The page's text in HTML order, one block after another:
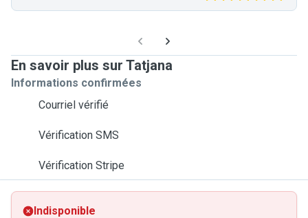
En savoir plus sur Tatjana
Informations confirmées
Courriel vérifié
Vérification SMS
Vérification Stripe
Indisponible